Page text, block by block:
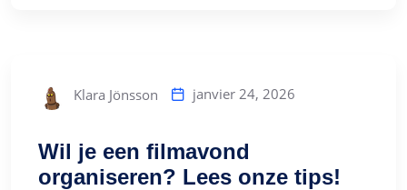
Klara Jönsson janvier 24, 2026
Wil je een filmavond
organiseren? Lees onze tips!